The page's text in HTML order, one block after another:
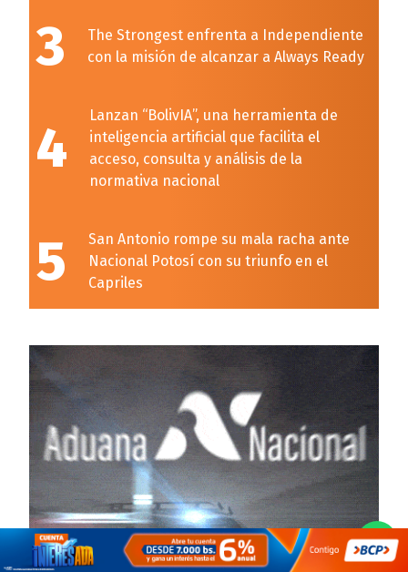
3
The Strongest enfrenta a Independiente
con la misión de alcanzar a Always Ready
4
Lanzan “BolivIA”, una herramienta de
inteligencia artificial que facilita el
acceso, consulta y análisis de la
normativa nacional
5
San Antonio rompe su mala racha ante
Nacional Potosí con su triunfo en el
Capriles